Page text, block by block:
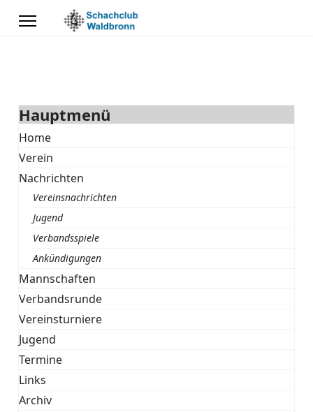
Hauptmenü
Home
Verein
Nachrichten
Vereinsnachrichten
Jugend
Verbandsspiele
Ankündigungen
Mannschaften
Verbandsrunde
Vereinsturniere
Jugend
Termine
Links
Archiv